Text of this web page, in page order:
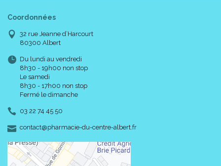
Coordonnées
32 rue Jeanne d’Harcourt
80300 Albert
Du lundi au vendredi
8h30 - 19h00 non stop
Le samedi
8h30 - 17h00 non stop
Fermé le dimanche
03 22 74 45 50
contact-
@-
pharmacie-du-centre-albert.fr